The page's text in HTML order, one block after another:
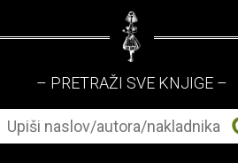
– PRETRAŽI SVE KNJIGE –